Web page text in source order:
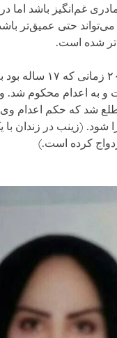
غم‌انگیز باشد اما
حتی عمیق‌تر
شده است.
زینب در سال ۲۰۱۲
به اعدام محکوم شد.
شد که حکم اعدام
شود. (زینب در زندان با
کرده است.)